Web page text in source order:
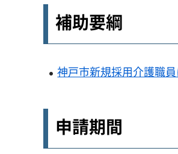
補助要綱
神戸市新規採用介護職
申請期間